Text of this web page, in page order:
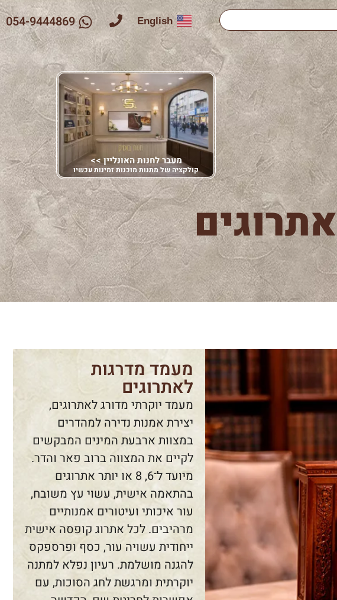
English
054-9444869
מעבר לחנות האונליין >>
קולקציה של מתנות מוכנות זמינות עכשיו
מעמד מדרגות
לאתרוגים
מעמד יוקרתי מדורג לאתרוגים,
יצירת אמנות נדירה למהדרים
במצוות ארבעת המינים המבקשים
לקיים את המצווה ברוב פאר והדר.
מיועד ל־6, 8 או יותר אתרוגים
בהתאמה אישית, עשוי עץ משובח,
עור איכותי ועיטורים אמנותיים
מרהיבים. לכל אתרוג קופסה אישית
ייחודית עשויה עור, כסף ופרספקס
להגנה מושלמת. רעיון נפלא למתנה
יוקרתית ומרגשת לחג הסוכות, עם